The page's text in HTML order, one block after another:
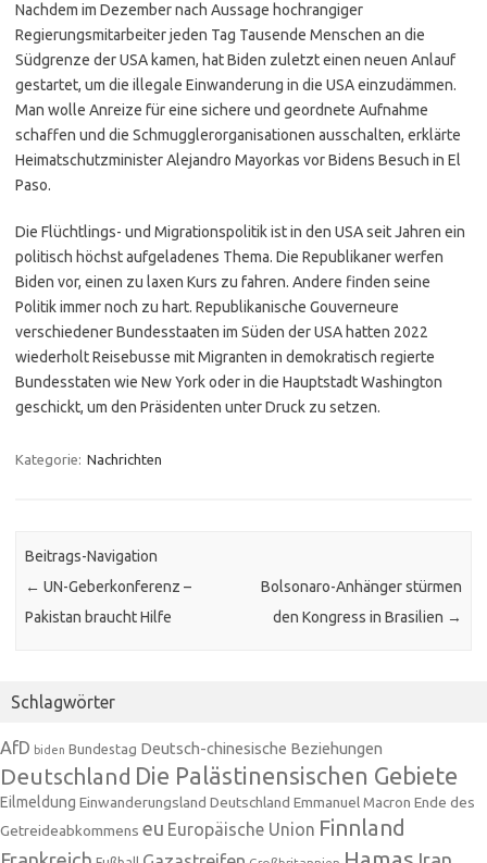
Nachdem im Dezember nach Aussage hochrangiger
Regierungsmitarbeiter jeden Tag Tausende Menschen an die
Südgrenze der USA kamen, hat Biden zuletzt einen neuen Anlauf
gestartet, um die illegale Einwanderung in die USA einzudämmen.
Man wolle Anreize für eine sichere und geordnete Aufnahme
schaffen und die Schmugglerorganisationen ausschalten, erklärte
Heimatschutzminister Alejandro Mayorkas vor Bidens Besuch in El
Paso.
Die Flüchtlings- und Migrationspolitik ist in den USA seit Jahren ein
politisch höchst aufgeladenes Thema. Die Republikaner werfen
Biden vor, einen zu laxen Kurs zu fahren. Andere finden seine
Politik immer noch zu hart. Republikanische Gouverneure
verschiedener Bundesstaaten im Süden der USA hatten 2022
wiederholt Reisebusse mit Migranten in demokratisch regierte
Bundesstaten wie New York oder in die Hauptstadt Washington
geschickt, um den Präsidenten unter Druck zu setzen.
Kategorie: Nachrichten
Beitrags-Navigation
← UN-Geberkonferenz –
Pakistan braucht Hilfe
Bolsonaro-Anhänger stürmen
den Kongress in Brasilien →
Schlagwörter
AfD biden Bundestag Deutsch-chinesische Beziehungen
Deutschland Die Palästinensischen Gebiete
Eilmeldung Einwanderungsland Deutschland Emmanuel Macron Ende des
Getreideabkommens eu Europäische Union Finnland